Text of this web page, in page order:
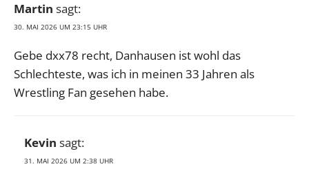
Martin sagt:
30. MAI 2026 UM 23:15 UHR
Gebe dxx78 recht, Danhausen ist wohl das
Schlechteste, was ich in meinen 33 Jahren als
Wrestling Fan gesehen habe.
Kevin sagt:
31. MAI 2026 UM 2:38 UHR